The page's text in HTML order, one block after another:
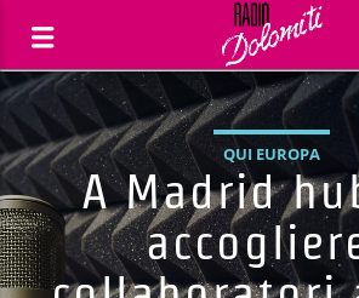
QUI EUROPA
A Madrid